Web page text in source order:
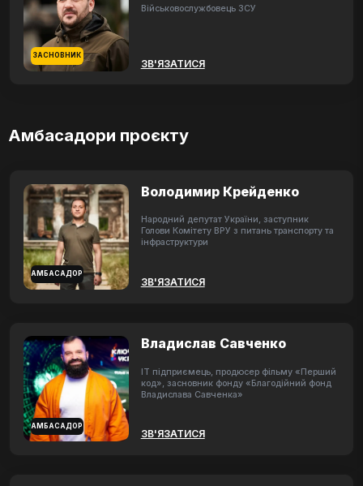
ЗАСНОВНИК
Військовослужбовець ЗСУ
ЗВ'ЯЗАТИСЯ
Амбасадори проєкту
АМБАСАДОР
Володимир Крейденко
Народний депутат України, заступник
Голови Комітету ВРУ з питань транспорту та
інфраструктури
ЗВ'ЯЗАТИСЯ
АМБАСАДОР
Владислав Савченко
ІТ підприємець, продюсер фільму «Перший
код», засновник фонду «Благодійний фонд
Владислава Савченка»
ЗВ'ЯЗАТИСЯ